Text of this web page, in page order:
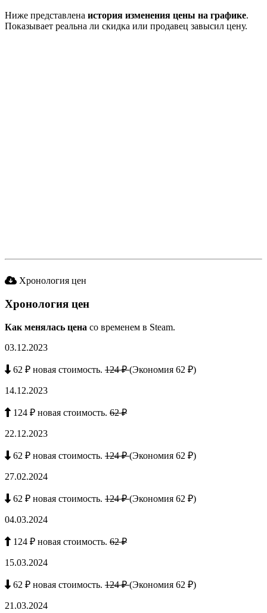
Ниже представлена история изменения цены на графике.
Показывает реальна ли скидка или продавец завысил цену.
Хронология цен
Хронология цен
Как менялась цена со временем в Steam.
03.12.2023
62 ₽ новая стоимость. 124 ₽(Экономия 62 ₽)
14.12.2023
124 ₽ новая стоимость. 62 ₽
22.12.2023
62 ₽ новая стоимость. 124 ₽(Экономия 62 ₽)
27.02.2024
62 ₽ новая стоимость. 124 ₽(Экономия 62 ₽)
04.03.2024
124 ₽ новая стоимость. 62 ₽
15.03.2024
62 ₽ новая стоимость. 124 ₽(Экономия 62 ₽)
21.03.2024